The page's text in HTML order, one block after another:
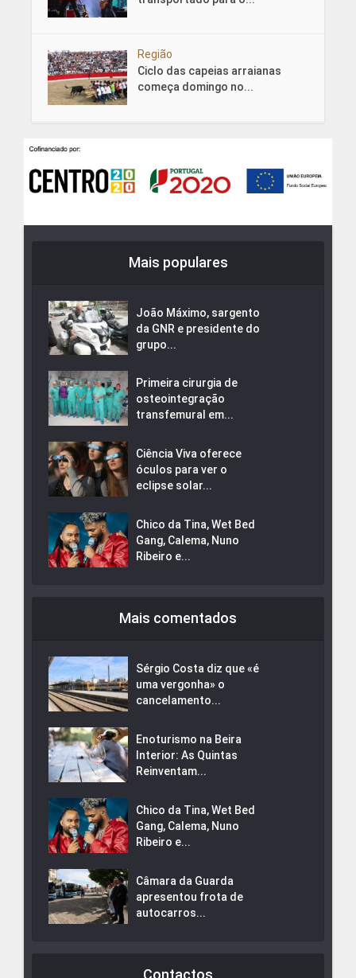
Região
Ciclo das capeias arraianas
começa domingo no...
Mais populares
João Máximo, sargento
da GNR e presidente do
grupo...
Primeira cirurgia de
osteointegração
transfemural em...
Ciência Viva oferece
óculos para ver o
eclipse solar...
Chico da Tina, Wet Bed
Gang, Calema, Nuno
Ribeiro e...
Mais comentados
Sérgio Costa diz que «é
uma vergonha» o
cancelamento...
Enoturismo na Beira
Interior: As Quintas
Reinventam...
Chico da Tina, Wet Bed
Gang, Calema, Nuno
Ribeiro e...
Câmara da Guarda
apresentou frota de
autocarros...
Contactos